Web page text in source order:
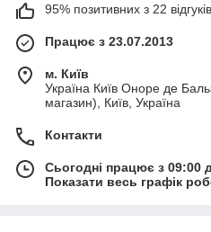
95% позитивних з 22
Працює з 23.07.2013
м. Київ
Україна Київ Оноре де
магазин), Київ, Україна
Контакти
Сьогодні працює з 09:00
Показати весь графік